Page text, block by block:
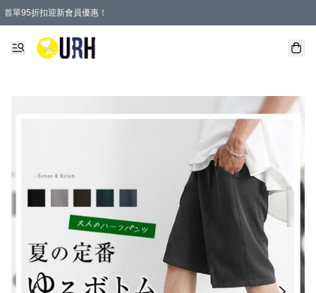
首單95折扣迎新會員優惠！
特選會員可享全單低至 95 折優惠！
單一訂單滿HKD600(澳門HKD800)包郵寄順豐送到家。